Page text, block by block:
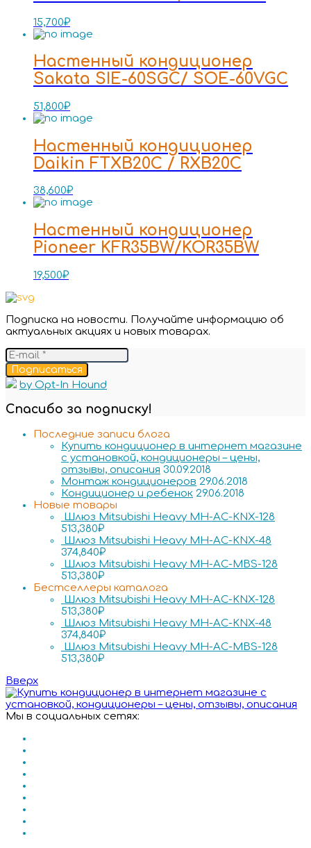
15,700₽
Настенный кондиционер
Sakata SIE-60SGC/ SOE-60VGC
51,800₽
Настенный кондиционер
Daikin FTXB20C / RXB20C
38,600₽
Настенный кондиционер
Pioneer KFR35BW/KOR35BW
19,500₽
Подписка на новости. Получайте информацию об
актуальных акциях и новых товарах.
Подписаться
by Opt-In Hound
Спасибо за подписку!
Последние записи блога
Купить кондиционер в интернет магазине
с установкой, кондиционеры – цены,
отзывы, описания 30.09.2018
Монтаж кондиционеров 29.06.2018
Кондиционер и ребенок 29.06.2018
Новые товары
Шлюз Mitsubishi Heavy MH-AC-KNX-128
513,380₽
Шлюз Mitsubishi Heavy MH-AC-KNX-48
374,840₽
Шлюз Mitsubishi Heavy MH-AC-MBS-128
513,380₽
Бестселлеры каталога
Шлюз Mitsubishi Heavy MH-AC-KNX-128
513,380₽
Шлюз Mitsubishi Heavy MH-AC-KNX-48
374,840₽
Шлюз Mitsubishi Heavy MH-AC-MBS-128
513,380₽
Вверх
Мы в социальных сетях: